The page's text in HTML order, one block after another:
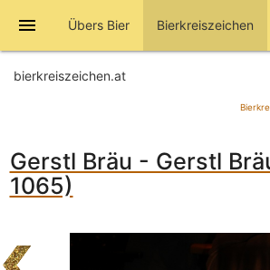
menu Übers Bier Bierkreiszeichen
bierkreiszeichen.at
Gerstl Bräu - Gerstl
1065)